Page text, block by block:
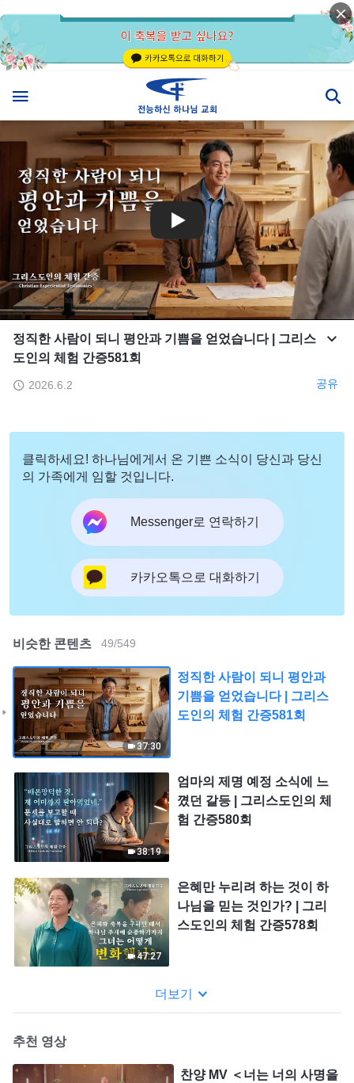
정직한 사람이 되니 평안과 기쁨을 얻었습니다 | 그리스
도인의 체험 간증581회
2026.6.2 공유
클릭하세요! 하나님에게서 온 기쁜 소식이 당신과 당신
의 가족에게 임할 것입니다.
Messenger로 연락하기
카카오톡으로 대화하기
비슷한 콘텐츠 49/549
37:30
정직한 사람이 되니 평안과
기쁨을 얻었습니다 | 그리스
도인의 체험 간증581회
38:19
엄마의 제명 예정 소식에 느
꼈던 갈등 | 그리스도인의 체
험 간증580회
47:27
은혜만 누리려 하는 것이 하
나님을 믿는 것인가? | 그리
스도인의 체험 간증578회
더보기
추천 영상
찬양 MV ＜너는 너의 사명을